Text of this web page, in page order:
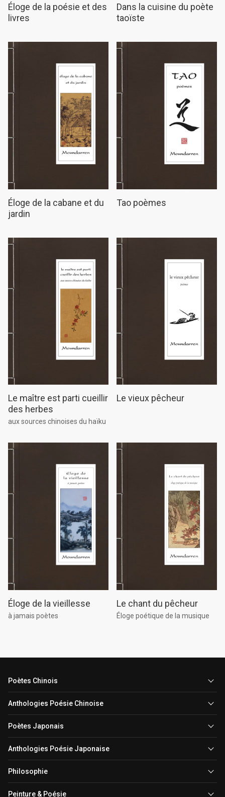
Éloge de la poésie et des
livres
Dans la cuisine du poète
taoïste
Éloge de la cabane et du
jardin
Tao poèmes
Le maître est parti cueillir
des herbes
aux sources chinoises du haïku
Le vieux pêcheur
Éloge de la vieillesse
à jamais poètes
Le chant du pêcheur
Éloge poétique de la musique
Poètes Chinois
Anthologies Poésie Chinoise
Poètes Japonais
Anthologies Poésie Japonaise
Philosophie
Peinture & Poésie